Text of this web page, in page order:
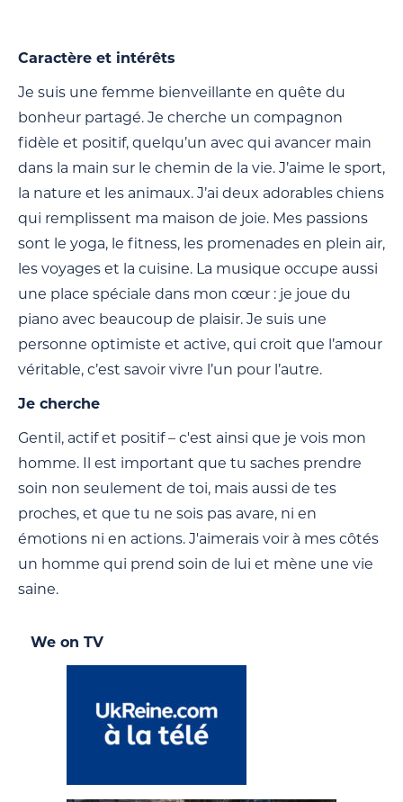
Caractère et intérêts
Je suis une femme bienveillante en quête du
bonheur partagé. Je cherche un compagnon
fidèle et positif, quelqu’un avec qui avancer main
dans la main sur le chemin de la vie. J’aime le sport,
la nature et les animaux. J’ai deux adorables chiens
qui remplissent ma maison de joie. Mes passions
sont le yoga, le fitness, les promenades en plein air,
les voyages et la cuisine. La musique occupe aussi
une place spéciale dans mon cœur : je joue du
piano avec beaucoup de plaisir. Je suis une
personne optimiste et active, qui croit que l’amour
véritable, c’est savoir vivre l’un pour l’autre.
Je cherche
Gentil, actif et positif – c'est ainsi que je vois mon
homme. Il est important que tu saches prendre
soin non seulement de toi, mais aussi de tes
proches, et que tu ne sois pas avare, ni en
émotions ni en actions. J'aimerais voir à mes côtés
un homme qui prend soin de lui et mène une vie
saine.
We on TV